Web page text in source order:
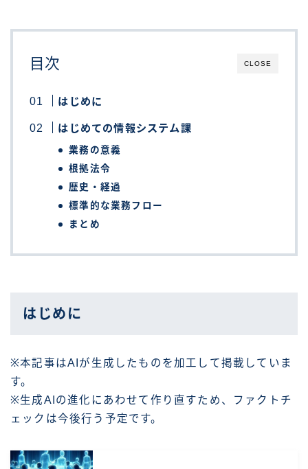
CLOSE
目次
はじめに
はじめての情報システム課
業務の意義
根拠法令
歴史・経過
標準的な業務フロー
まとめ
はじめに
※本記事はAIが生成したものを加工して掲載していま
す。
※生成AIの進化にあわせて作り直すため、ファクトチ
ェックは今後行う予定です。